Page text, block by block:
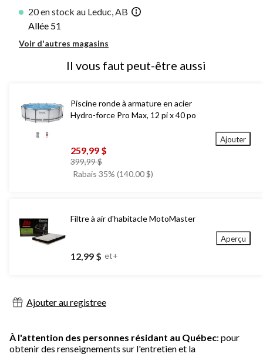
20 en stock au Leduc, AB
Allée 51
Voir d'autres magasins
Il vous faut peut-être aussi
Piscine ronde à armature en acier
Hydro-force Pro Max, 12 pi x 40 po
259,99 $
399,99 $prix
était
Rabais 35% (140.00 $)
Ajouter
Filtre à air d'habitacle MotoMaster
12,99 $ et+
Aperçu
Ajouter au registree
À l'attention des personnes résidant au Québec: pour
obtenir des renseignements sur l'entretien et la